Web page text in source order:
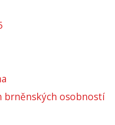
brněnských osobností